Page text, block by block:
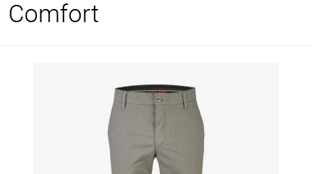
Comfort